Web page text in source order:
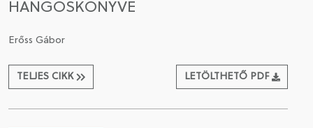
TAGSÁGOMAT
HANGOSKÖNYVE
Erőss Gábor
TELJES CIKK LETÖLTHETŐ PDF